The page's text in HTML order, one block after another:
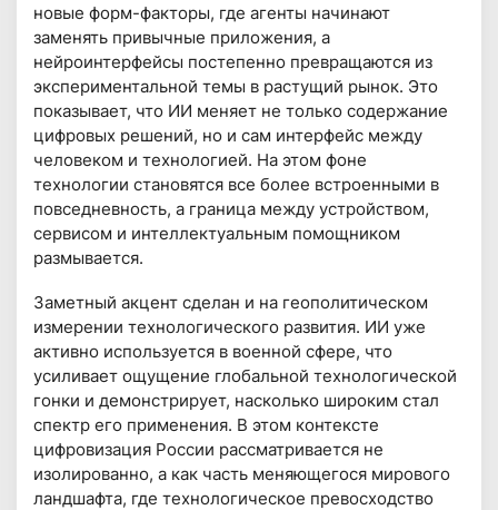
новые форм-факторы, где агенты начинают
заменять привычные приложения, а
нейроинтерфейсы постепенно превращаются из
экспериментальной темы в растущий рынок. Это
показывает, что ИИ меняет не только содержание
цифровых решений, но и сам интерфейс между
человеком и технологией. На этом фоне
технологии становятся все более встроенными в
повседневность, а граница между устройством,
сервисом и интеллектуальным помощником
размывается.
Заметный акцент сделан и на геополитическом
измерении технологического развития. ИИ уже
активно используется в военной сфере, что
усиливает ощущение глобальной технологической
гонки и демонстрирует, насколько широким стал
спектр его применения. В этом контексте
цифровизация России рассматривается не
изолированно, а как часть меняющегося мирового
ландшафта, где технологическое превосходство